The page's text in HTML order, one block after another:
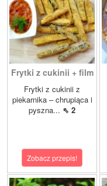
Frytki z cukinii + film
Frytki z cukinii z
piekarnika – chrupiąca i
pyszna... ⇖ 2
Zobacz przepis!